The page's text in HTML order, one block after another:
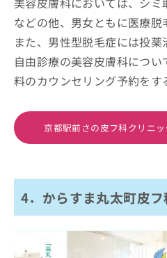
などの他、男女ともに医療脱
また、男性型脱毛症には投薬
自由診療の美容皮膚科につ
料のカウンセリング予約をす
京都駅前さの皮フ科クリニ
4．からすま丸太町皮